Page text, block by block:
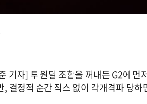
기자] 투 원딜 조합을 꺼내든 G2에 먼
결정적 순간 직스 없이 각개격파 당하